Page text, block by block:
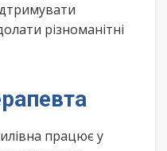
різноманітні
працює у